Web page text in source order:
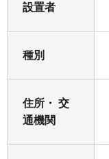
設置者
種別
住所・ 交
通機関